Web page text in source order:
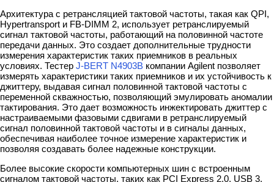
Архитектура с ретрансляцией тактовой частоты, такая как QPI,
Hypertransport и FB-DIMM 2, использует ретранслируемый
сигнал тактовой частоты, работающий на половинной частоте
передачи данных. Это создает дополнительные трудности
измерения характеристик таких приемников в реальных
условиях. Тестер J-BERT N4903B компании Agilent позволяет
измерять характеристики таких приемников и их устойчивость к
джиттеру, выдавая сигнал половинной тактовой частоты с
переменной скважностью, позволяющий эмулировать аномалии
тактирования. Это дает возможность инжектировать джиттер с
настраиваемыми фазовыми сдвигами в ретранслируемый
сигнал половинной тактовой частоты и в сигналы данных,
обеспечивая наиболее точное измерение характеристик и
позволяя создавать более надежные конструкции.
Более высокие скорости компьютерных шин с встроенным
сигналом тактовой частоты, таких как PCI Express 2.0, USB 3,